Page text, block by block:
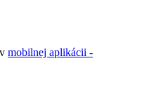
mobilnej aplikácii -